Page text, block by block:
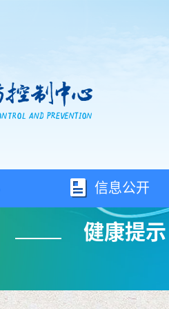
信息公开
健康提示